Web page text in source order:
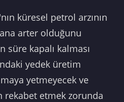
küresel petrol arzının
arter olduğunu
süre kapalı kalması
yedek üretim
yetmeyecek ve
rekabet etmek zorunda